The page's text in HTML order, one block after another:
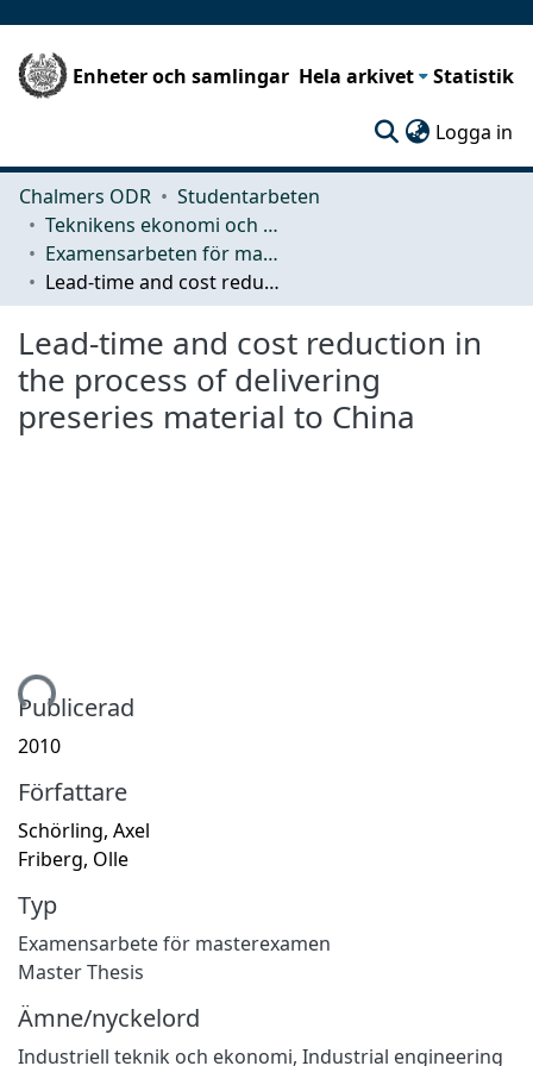
Enheter och samlingar Hela arkivet Statistik
Logga in
Chalmers ODR
Studentarbeten
Teknikens ekonomi och organisation
Examensarbeten för masterexamen
Lead-time and cost reduction in the process of delivering preseries material to China
Lead-time and cost reduction in
the process of delivering
preseries material to China
Publicerad
2010
Författare
Schörling, Axel
Friberg, Olle
Typ
Examensarbete för masterexamen
Master Thesis
Ämne/nyckelord
Industriell teknik och ekonomi, Industrial engineering